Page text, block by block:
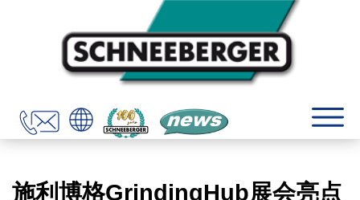
施利博格GrindingHub展会亮点